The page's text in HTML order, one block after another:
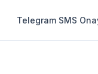
Telegram SMS